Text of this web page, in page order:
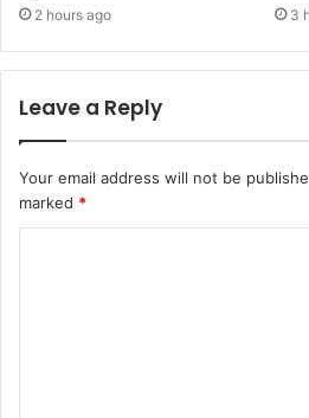
2 hours ago 3
Leave a Reply
Your email address will not be
marked *